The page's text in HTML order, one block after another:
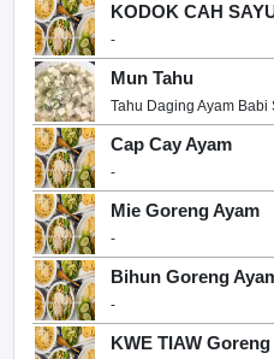
KODOK CAH
-
Mun Tahu
Tahu Daging Ayam Babi
Cap Cay Ayam
-
Mie Goreng Ayam
-
Bihun Goreng
-
KWE TIAW Goreng